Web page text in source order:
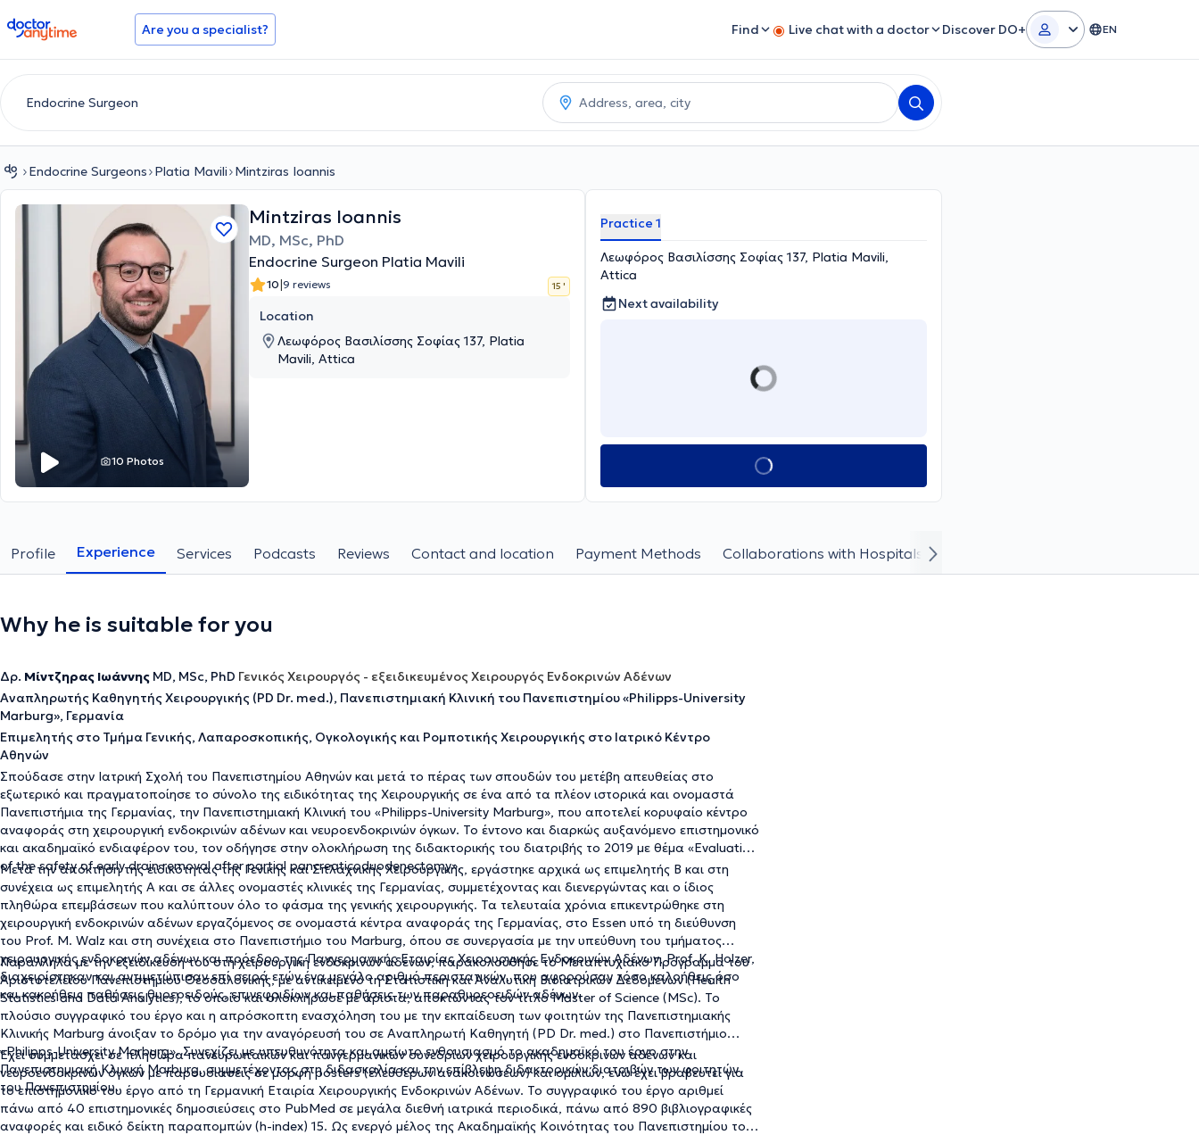
doctoranytime Are you a specialist? Find Live chat with a doctor Discover DO+ EN
Endocrine Surgeons Platia Mavili Mintziras Ioannis
10 Photos
Mintziras Ioannis
MD, MSc, PhD
Endocrine Surgeon Platia Mavili
10|9 reviews 15 '
Location
Λεωφόρος Βασιλίσσης Σοφίας 137, Platia
Mavili, Attica
Practice 1
Λεωφόρος Βασιλίσσης Σοφίας 137, Platia Mavili,
Attica
Next availability
Profile Experience Services Podcasts Reviews Contact and location Payment Methods Collaborations with Hospitals/Clinics
Why he is suitable for you
Δρ. Μίντζηρας Ιωάννης MD, MSc, PhD Γενικός Χειρουργός - εξειδικευμένος Χειρουργός Ενδοκρινών Αδένων
Αναπληρωτής Καθηγητής Χειρουργικής (PD Dr. med.), Πανεπιστημιακή Κλινική του Πανεπιστημίου «Philipps-University
Marburg», Γερμανία
Επιμελητής στο Τμήμα Γενικής, Λαπαροσκοπικής, Ογκολογικής και Ρομποτικής Χειρουργικής στο Ιατρικό Κέντρο
Αθηνών
Σπούδασε στην Ιατρική Σχολή του Πανεπιστημίου Αθηνών και μετά το πέρας των σπουδών του μετέβη απευθείας στο
εξωτερικό και πραγματοποίησε το σύνολο της ειδικότητας της Χειρουργικής σε ένα από τα πλέον ιστορικά και ονομαστά
Πανεπιστήμια της Γερμανίας, την Πανεπιστημιακή Κλινική του «Philipps-University Marburg», που αποτελεί κορυφαίο κέντρο
αναφοράς στη χειρουργική ενδοκρινών αδένων και νευροενδοκρινών όγκων. Το έντονο και διαρκώς αυξανόμενο επιστημονικό
και ακαδημαϊκό ενδιαφέρον του, τον οδήγησε στην ολοκλήρωση της διδακτορικής του διατριβής το 2019 με θέμα «Evaluation
of the safety of early drain removal after partial pancreaticoduodenectomy».
Μετά την απόκτηση της ειδικότητας της Γενικής και Σπλαχνικής Χειρουργικής, εργάστηκε αρχικά ως επιμελητής Β και στη
συνέχεια ως επιμελητής Α και σε άλλες ονομαστές κλινικές της Γερμανίας, συμμετέχοντας και διενεργώντας και ο ίδιος
πληθώρα επεμβάσεων που καλύπτουν όλο το φάσμα της γενικής χειρουργικής. Τα τελευταία χρόνια επικεντρώθηκε στη
χειρουργική ενδοκρινών αδένων εργαζόμενος σε ονομαστά κέντρα αναφοράς της Γερμανίας, στο Essen υπό τη διεύθυνση
του Prof. M. Walz και στη συνέχεια στο Πανεπιστήμιο του Marburg, όπου σε συνεργασία με την υπεύθυνη του τμήματος
χειρουργικής ενδοκρινών αδένων και πρόεδρο της Πανγερμανικής Εταιρίας Χειρουργικής Ενδοκρινών Αδένων, Prof. K. Holzer,
διαχειρίστηκαν και αντιμετώπισαν επί σειρά ετών ένα μεγάλο αριθμό περιστατικών, που αφορούσαν τόσο καλοήθεις όσο
και κακοήθεις παθήσεις θυρεοειδούς, επινεφριδίων και παθήσεις των παραθυρεοειδών αδένων.
Παράλληλα με την εξειδίκευσή του στη χειρουργική ενδοκρινών αδένων, παρακολούθησε το Μεταπτυχιακό Πρόγραμμα του
Αριστοτελείου Πανεπιστημίου Θεσσαλονίκης, με αντικείμενο τη Στατιστική και Αναλυτική Βιοϊατρικών Δεδομένων (Health
Statistics and Data Analytics), το οποίο και ολοκλήρωσε με άριστα, αποκτώντας τον τίτλο Master of Science (MSc). Το
πλούσιο συγγραφικό του έργο και η απρόσκοπτη ενασχόληση του με την εκπαίδευση των φοιτητών της Πανεπιστημιακής
Κλινικής Marburg άνοιξαν το δρόμο για την αναγόρευσή του σε Αναπληρωτή Καθηγητή (PD Dr. med.) στο Πανεπιστήμιο
«Philipps-University Marburg». Συνεχίζει με υπευθυνότητα και αμείωτο ενθουσιασμό το ακαδημαϊκό του έργο στην
Πανεπιστημιακή Κλινική Marburg, συμμετέχοντας στη διδασκαλία και την επίβλεψη διδακτορικών διατριβών των φοιτητών
του Πανεπιστημίου.
Έχει συμμετάσχει σε πληθώρα πανευρωπαϊκών και πανγερμανικών συνεδρίων χειρουργικής ενδοκρινών αδένων και
νευροενδοκρινών όγκων με παρουσιάσεις σε μορφή posters (ελεύθερων ανακοινώσεων) και ομιλιών, ενώ έχει βραβευτεί για
το επιστημονικό του έργο από τη Γερμανική Εταιρία Χειρουργικής Ενδοκρινών Αδένων. Το συγγραφικό του έργο αριθμεί
πάνω από 40 επιστημονικές δημοσιεύσεις στο PubMed σε μεγάλα διεθνή ιατρικά περιοδικά, πάνω από 890 βιβλιογραφικές
αναφορές και ειδικό δείκτη παραπομπών (h-index) 15. Ως ενεργό μέλος της Ακαδημαϊκής Κοινότητας του Πανεπιστημίου του